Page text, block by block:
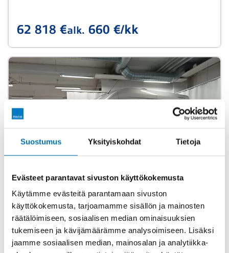
Suostumus Yksityiskohdat Tietoja
Evästeet parantavat sivuston käyttökokemusta
Käytämme evästeitä parantamaan sivuston
käyttökokemusta, tarjoamamme sisällön ja mainosten
räätälöimiseen, sosiaalisen median ominaisuuksien
tukemiseen ja kävijämäärämme analysoimiseen. Lisäksi
jaamme sosiaalisen median, mainosalan ja analytiikka-
62 818 €alk. 660 €/kk
Vaihtoauto
Karmann Dexter 560 4x4
Dexter 560 4x4**HUIPPUHIENO RETKIS JOLLA